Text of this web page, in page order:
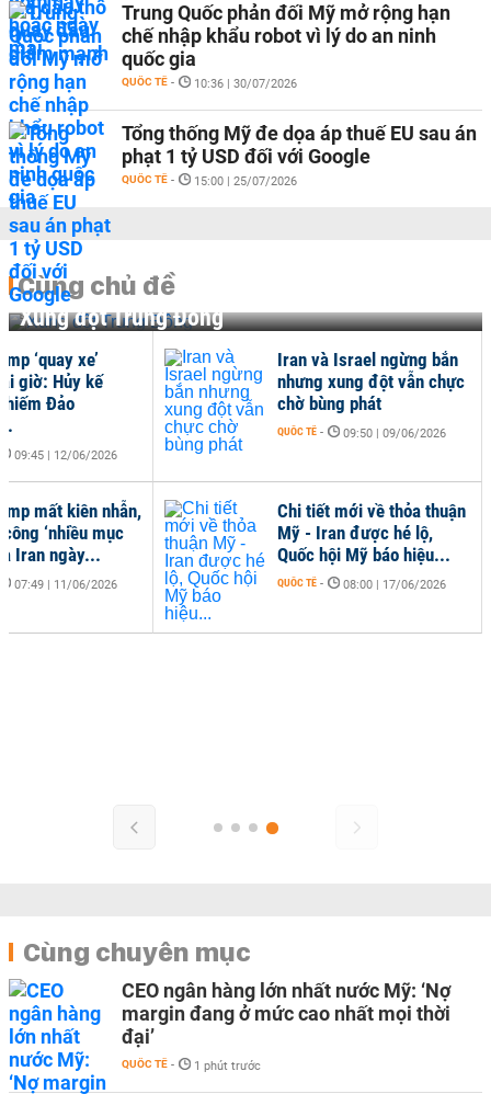
Trung Quốc phản đối Mỹ mở rộng hạn
chế nhập khẩu robot vì lý do an ninh
quốc gia
QUỐC TẾ - 10:36 | 30/07/2026
Tổng thống Mỹ đe dọa áp thuế EU sau án
phạt 1 tỷ USD đối với Google
QUỐC TẾ - 15:00 | 25/07/2026
Cùng chủ đề
Xung đột Trung Đông
Chi tiết mới về thỏa thuận
Mỹ - Iran được hé lộ,
Quốc hội Mỹ báo hiệu...
QUỐC TẾ - 08:00 | 17/06/2026
‘quay xe’
giờ: Hủy kế
Đảo
09:45 | 12/06/2026
mất kiên nhẫn,
‘nhiều mục
Iran ngày...
07:49 | 11/06/2026
Iran và Israel ngừng bắn
nhưng xung đột vẫn chực
chờ bùng phát
QUỐC TẾ - 09:50 | 09/06/2026
Cùng chuyên mục
CEO ngân hàng lớn nhất nước Mỹ: ‘Nợ
margin đang ở mức cao nhất mọi thời
đại’
QUỐC TẾ - 1 phút trước